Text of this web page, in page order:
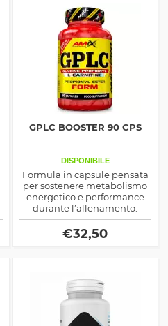
durante l'esercizio. La
vitamina B6 aggiunta
favorisce il metabolismo
delle proteine e riduce la
fatica, accelerando il
recupero.
GPLC BOOSTER 90 CPS
DISPONIBILE
Formula in capsule pensata
per sostenere metabolismo
energetico e performance
durante l’allenamento.
€32,50